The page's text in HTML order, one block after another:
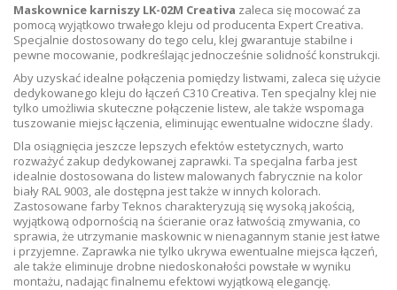
Maskownice karniszy LK-02M Creativa zaleca się mocować za
pomocą wyjątkowo trwałego kleju od producenta Expert Creativa.
Specjalnie dostosowany do tego celu, klej gwarantuje stabilne i
pewne mocowanie, podkreślając jednocześnie solidność konstrukcji.
Aby uzyskać idealne połączenia pomiędzy listwami, zaleca się użycie
dedykowanego kleju do łączeń C310 Creativa. Ten specjalny klej nie
tylko umożliwia skuteczne połączenie listew, ale także wspomaga
tuszowanie miejsc łączenia, eliminując ewentualne widoczne ślady.
Dla osiągnięcia jeszcze lepszych efektów estetycznych, warto
rozważyć zakup dedykowanej zaprawki. Ta specjalna farba jest
idealnie dostosowana do listew malowanych fabrycznie na kolor
biały RAL 9003, ale dostępna jest także w innych kolorach.
Zastosowane farby Teknos charakteryzują się wysoką jakością,
wyjątkową odpornością na ścieranie oraz łatwością zmywania, co
sprawia, że utrzymanie maskownic w nienagannym stanie jest łatwe
i przyjemne. Zaprawka nie tylko ukrywa ewentualne miejsca łączeń,
ale także eliminuje drobne niedoskonałości powstałe w wyniku
montażu, nadając finalnemu efektowi wyjątkową elegancję.